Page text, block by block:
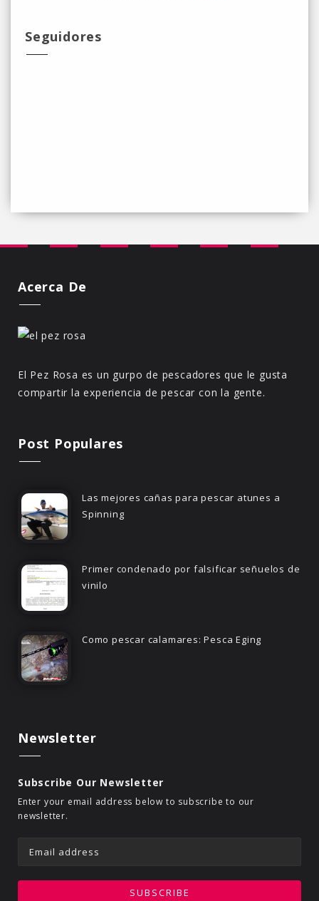
Seguidores
Acerca De
El Pez Rosa es un gurpo de pescadores que le gusta
compartir la experiencia de pescar con la gente.
Post Populares
Las mejores cañas para pescar atunes a
Spinning
Primer condenado por falsificar señuelos de
vinilo
Como pescar calamares: Pesca Eging
Newsletter
Subscribe Our Newsletter
Enter your email address below to subscribe to our
newsletter.